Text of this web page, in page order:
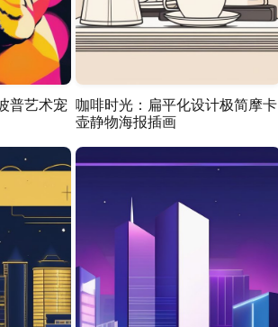
普艺术宠 咖啡时光：扁平化设计极简摩卡
壶静物海报插画